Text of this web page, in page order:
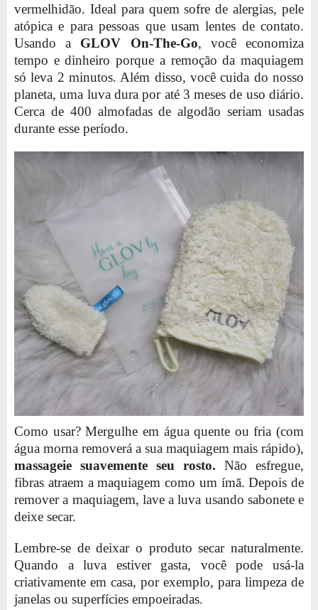
vermelhidão. Ideal para quem sofre de alergias, pele
atópica e para pessoas que usam lentes de contato.
Usando a GLOV On-The-Go, você economiza
tempo e dinheiro porque a remoção da maquiagem
só leva 2 minutos. Além disso, você cuida do nosso
planeta, uma luva dura por até 3 meses de uso diário.
Cerca de 400 almofadas de algodão seriam usadas
durante esse período.
Como usar? Mergulhe em água quente ou fria (com
água morna removerá a sua maquiagem mais rápido),
massageie suavemente seu rosto. Não esfregue,
fibras atraem a maquiagem como um ímã. Depois de
remover a maquiagem, lave a luva usando sabonete e
deixe secar.
Lembre-se de deixar o produto secar naturalmente.
Quando a luva estiver gasta, você pode usá-la
criativamente em casa, por exemplo, para limpeza de
janelas ou superfícies empoeiradas.